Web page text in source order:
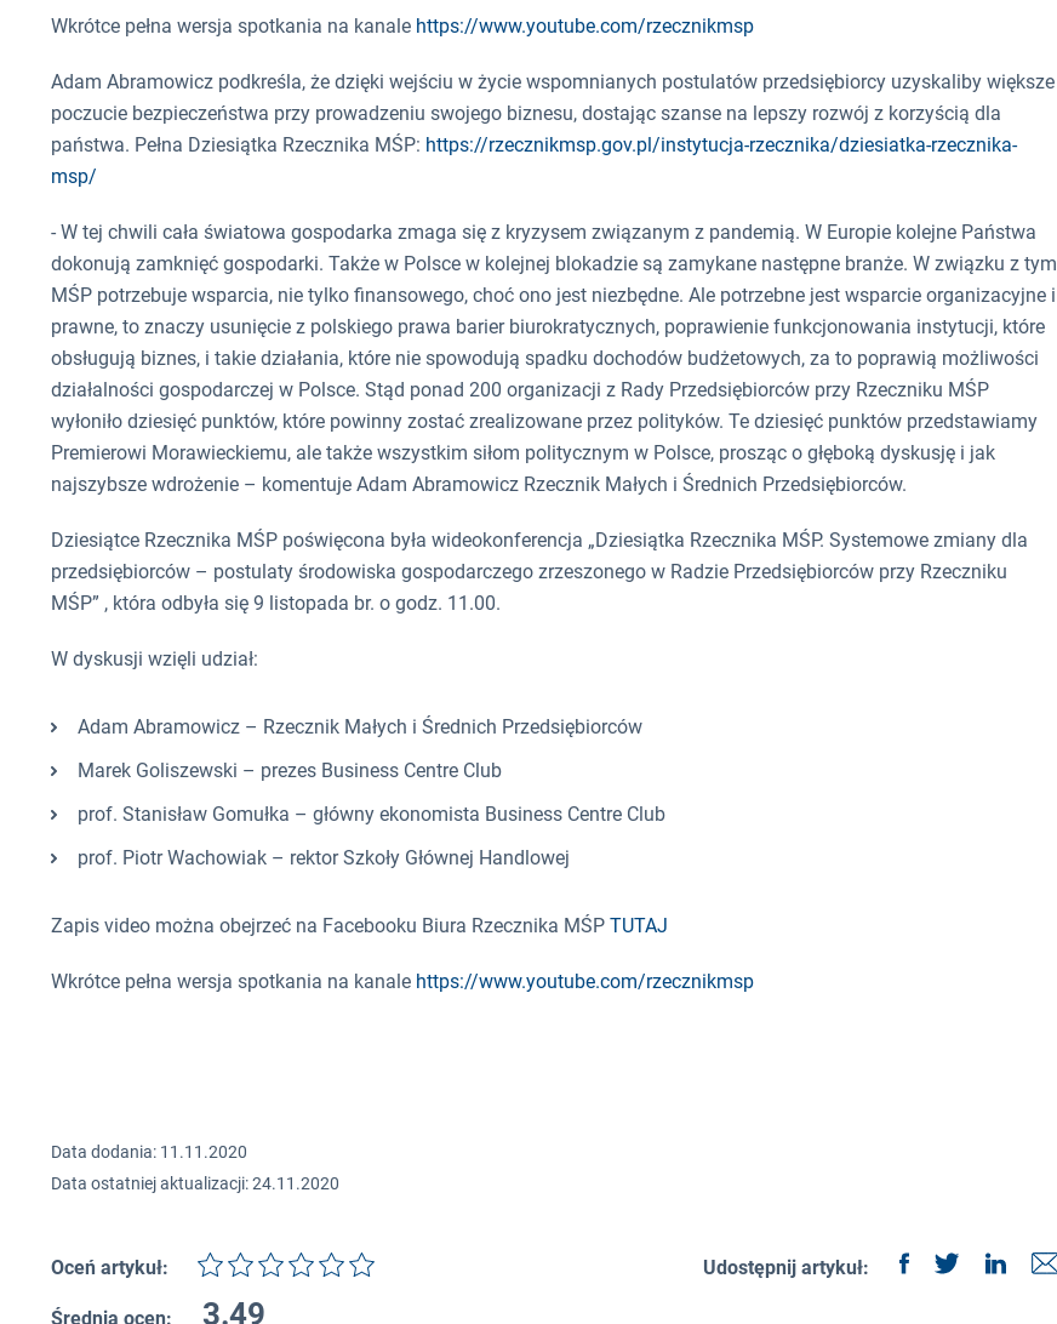
Wkrótce pełna wersja spotkania na kanale https://www.youtube.com/rzecznikmsp
Adam Abramowicz podkreśla, że dzięki wejściu w życie wspomnianych postulatów przedsiębiorcy uzyskaliby większe
poczucie bezpieczeństwa przy prowadzeniu swojego biznesu, dostając szanse na lepszy rozwój z korzyścią dla
państwa. Pełna Dziesiątka Rzecznika MŚP: https://rzecznikmsp.gov.pl/instytucja-rzecznika/dziesiatka-rzecznika-
msp/
- W tej chwili cała światowa gospodarka zmaga się z kryzysem związanym z pandemią. W Europie kolejne Państwa
dokonują zamknięć gospodarki. Także w Polsce w kolejnej blokadzie są zamykane następne branże. W związku z tym
MŚP potrzebuje wsparcia, nie tylko finansowego, choć ono jest niezbędne. Ale potrzebne jest wsparcie organizacyjne i
prawne, to znaczy usunięcie z polskiego prawa barier biurokratycznych, poprawienie funkcjonowania instytucji, które
obsługują biznes, i takie działania, które nie spowodują spadku dochodów budżetowych, za to poprawią możliwości
działalności gospodarczej w Polsce. Stąd ponad 200 organizacji z Rady Przedsiębiorców przy Rzeczniku MŚP
wyłoniło dziesięć punktów, które powinny zostać zrealizowane przez polityków. Te dziesięć punktów przedstawiamy
Premierowi Morawieckiemu, ale także wszystkim siłom politycznym w Polsce, prosząc o głęboką dyskusję i jak
najszybsze wdrożenie – komentuje Adam Abramowicz Rzecznik Małych i Średnich Przedsiębiorców.
Dziesiątce Rzecznika MŚP poświęcona była wideokonferencja „Dziesiątka Rzecznika MŚP. Systemowe zmiany dla
przedsiębiorców – postulaty środowiska gospodarczego zrzeszonego w Radzie Przedsiębiorców przy Rzeczniku
MŚP” , która odbyła się 9 listopada br. o godz. 11.00.
W dyskusji wzięli udział:
Adam Abramowicz – Rzecznik Małych i Średnich Przedsiębiorców
Marek Goliszewski – prezes Business Centre Club
prof. Stanisław Gomułka – główny ekonomista Business Centre Club
prof. Piotr Wachowiak – rektor Szkoły Głównej Handlowej
Zapis video można obejrzeć na Facebooku Biura Rzecznika MŚP TUTAJ
Wkrótce pełna wersja spotkania na kanale https://www.youtube.com/rzecznikmsp
Data dodania: 11.11.2020
Data ostatniej aktualizacji: 24.11.2020
Oceń artykuł:
Średnia ocen: 3.49
Udostępnij artykuł: